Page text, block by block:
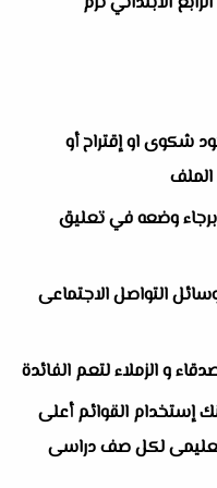
شكوى او إقتراح أو
وضعه في تعليق
التواصل الاجتماعى
و الزملاء لتعم الفائدة
إستخدام القوائم أعلى
لكل صف دراسى